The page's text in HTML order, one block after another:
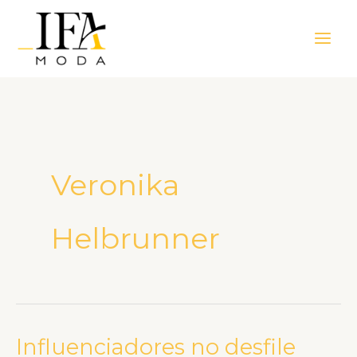
Menu
Veronika
Helbrunner
Influenciadores no desfile
Influenciadores